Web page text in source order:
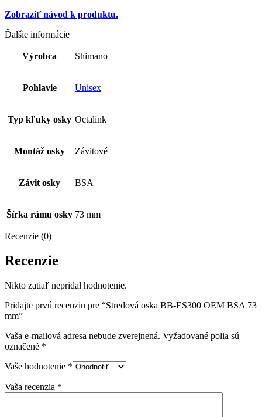
Zobraziť návod k produktu.
Ďalšie informácie
Výrobca Shimano
Pohlavie Unisex
Typ kľuky osky Octalink
Montáž osky Závitové
Závit osky BSA
Šírka rámu osky 73 mm
Recenzie (0)
Recenzie
Nikto zatiaľ nepridal hodnotenie.
Pridajte prvú recenziu pre “Stredová oska BB-ES300 OEM BSA 73
mm”
Vaša e-mailová adresa nebude zverejnená. Vyžadované polia sú
označené *
Vaše hodnotenie *
Vaša recenzia *